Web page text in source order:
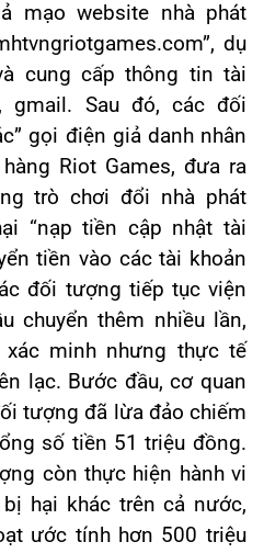
mạo website nhà phát
dụ
cung cấp thông tin tài
gmail. Sau đó, các đối
gọi điện giả danh nhân
Riot Games, đưa ra
trò chơi đổi nhà phát
“nạp tiền cập nhật tài
tiền vào các tài khoản
đối tượng tiếp tục viện
chuyển thêm nhiều lần,
minh nhưng thực tế
lạc. Bước đầu, cơ quan
tượng đã lừa đảo chiếm
số tiền 51 triệu đồng.
còn thực hiện hành vi
hại khác trên cả nước,
ước tính hơn 500 triệu